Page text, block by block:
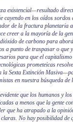
existencial—resultado
en los oídos sordos
de la fractura planetaria
creer a la mayoría de la
de carbono para
a punto de traspasar o que
para que el
prometeicas
la Sexta Extinción
en nuestra búsqueda de
que los humanos y
a menos que la gente
que ha atrapado a la
No hay posibilidad de